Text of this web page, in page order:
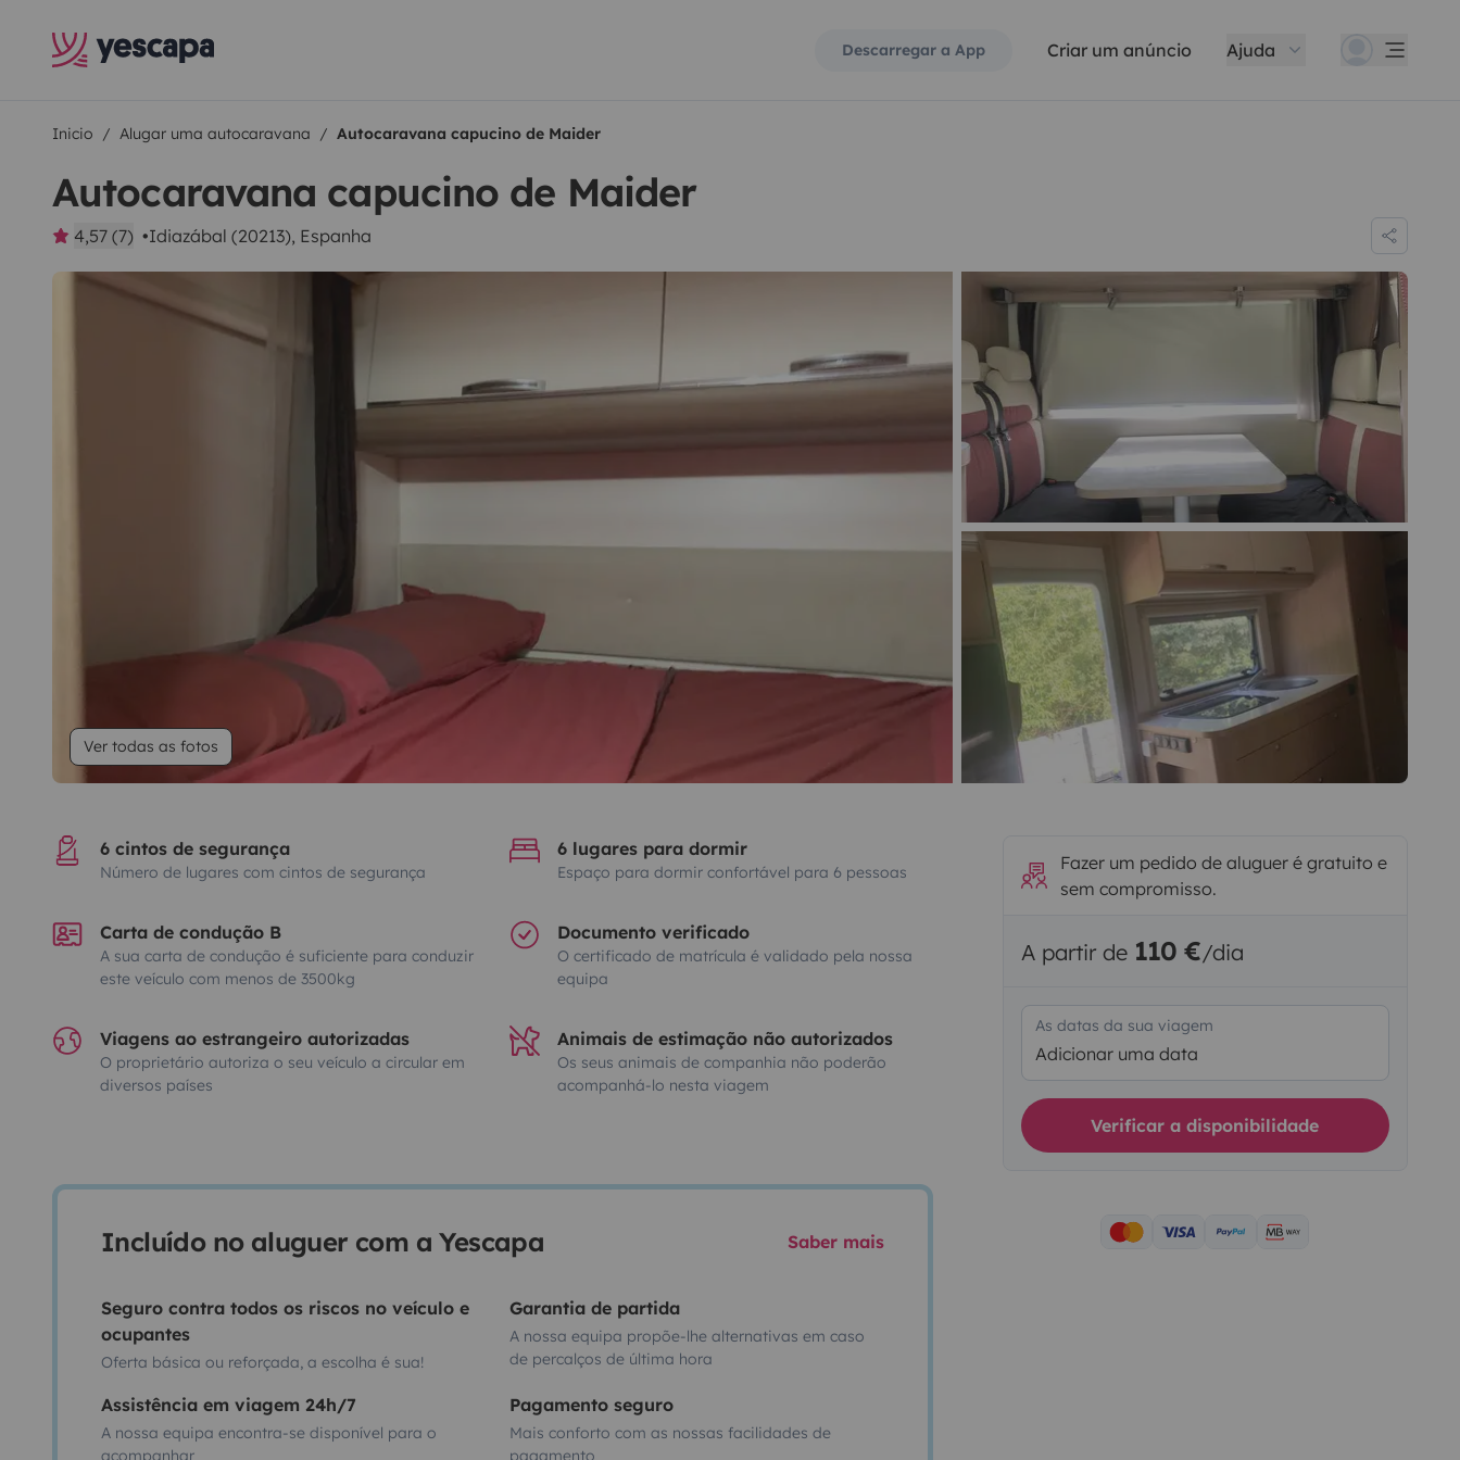
Descarregar a App Criar um anúncio Ajuda
Inicio Alugar uma autocaravana Autocaravana capucino de Maider
Autocaravana capucino de Maider
4,57 (7) Idiazábal (20213), Espanha
Ver todas as fotos
6 cintos de segurança
Número de lugares com cintos de segurança
6 lugares para dormir
Espaço para dormir confortável para 6 pessoas
Carta de condução B
A sua carta de condução é suficiente para conduzir
este veículo com menos de 3500kg
Documento verificado
O certificado de matrícula é validado pela nossa
equipa
Viagens ao estrangeiro autorizadas
O proprietário autoriza o seu veículo a circular em
diversos países
Animais de estimação não autorizados
Os seus animais de companhia não poderão
acompanhá-lo nesta viagem
Incluído no aluguer com a Yescapa Saber mais
Seguro contra todos os riscos no veículo e
ocupantes
Oferta básica ou reforçada, a escolha é sua!
Garantia de partida
A nossa equipa propõe-lhe alternativas em caso
de percalços de última hora
Assistência em viagem 24h/7
A nossa equipa encontra-se disponível para o
acompanhar
Pagamento seguro
Mais conforto com as nossas facilidades de
pagamento
Fazer um pedido de aluguer é gratuito e
sem compromisso.
A partir de 110 €/dia
As datas da sua viagem
Adicionar uma data
Verificar a disponibilidade